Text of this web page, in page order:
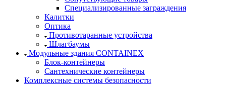
Специализированные заграждения
Калитки
Оптика
Противотаранные устройства
Шлагбаумы
Модульные здания CONTAINEX
Блок-контейнеры
Сантехнические контейнеры
Комплексные системы безопасности